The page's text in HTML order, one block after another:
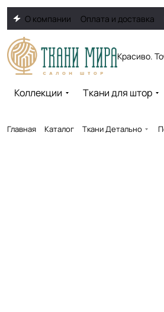
О компании Оплата и доставка
Красиво.
Коллекции Ткани для штор
Главная Каталог Ткани Детально